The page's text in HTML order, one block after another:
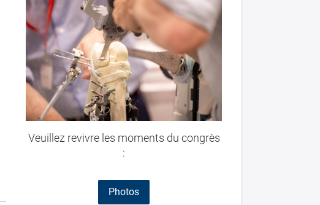
Veuillez revivre les moments du congrès
:
Photos